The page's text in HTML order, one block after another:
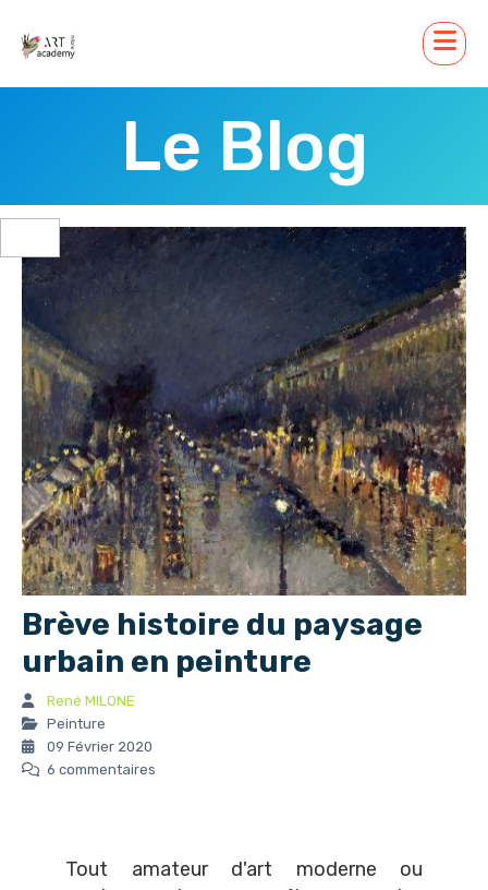
Le Blog
Brève histoire du paysage
urbain en peinture
René MILONE
Peinture
09 Février 2020
6 commentaires
Tout amateur d'art moderne ou